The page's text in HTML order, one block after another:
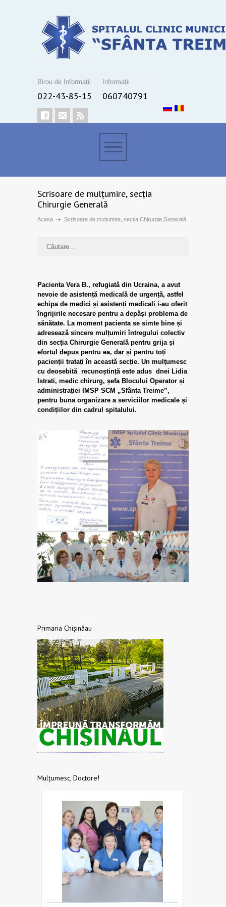
Birou de Informatii
022-43-85-15
Informații
060740791
Scrisoare de mulțumire, secția
Chirurgie Generală
Acasa Scrisoare de mulțumire, secția Chirurgie Generală
Pacienta Vera B., refugiată din Ucraina, a avut
nevoie de asistență medicală de urgență, astfel
echipa de medici și asistenți medicali i-au oferit
îngrijirile necesare pentru a depăși problema de
sănătate. La moment pacienta se simte bine și
adresează sincere mulțumiri întregului colectiv
din secția Chirurgie Generală pentru grija și
efortul depus pentru ea, dar și pentru toți
pacienții tratați în această secție. Un mulțumesc
cu deosebită recunoștință este adus dnei Lidia
Istrati, medic chirurg, șefa Blocului Operator și
administrației IMSP SCM „Sfânta Treime”,
pentru buna organizare a serviciilor medicale și
condițiilor din cadrul spitalului.
Primaria Chișinăau
Mulțumesc, Doctore!